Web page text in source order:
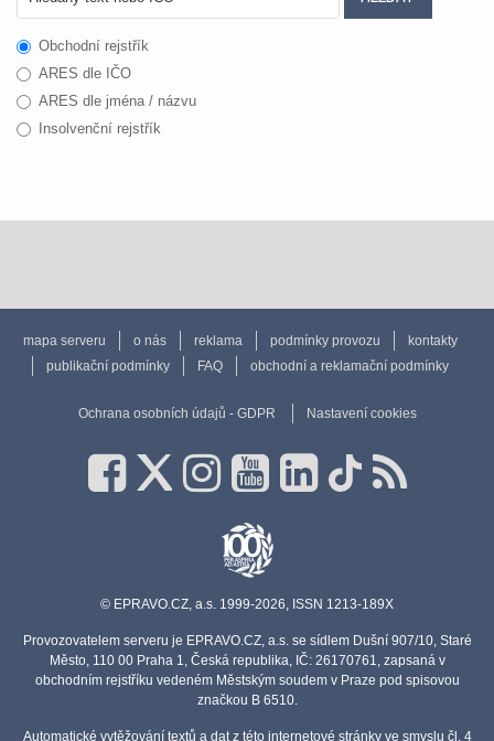
Obchodní rejstřík
ARES dle IČO
ARES dle jména / názvu
Insolvenční rejstřík
mapa serveru o nás reklama podmínky provozu
kontakty
publikační podmínky
FAQ obchodní a reklamační podmínky
Ochrana osobních údajů - GDPR Nastavení cookies
© EPRAVO.CZ, a.s. 1999-2026, ISSN 1213-189X
Provozovatelem serveru je EPRAVO.CZ, a.s. se sídlem Dušní 907/10, Staré
Město, 110 00 Praha 1, Česká republika, IČ: 26170761, zapsaná v
obchodním rejstříku vedeném Městským soudem v Praze pod spisovou
značkou B 6510.
Automatické vytěžování textů a dat z této internetové stránky ve smyslu čl. 4